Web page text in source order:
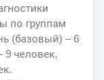
по группам
(базовый) – 6
9 человек,